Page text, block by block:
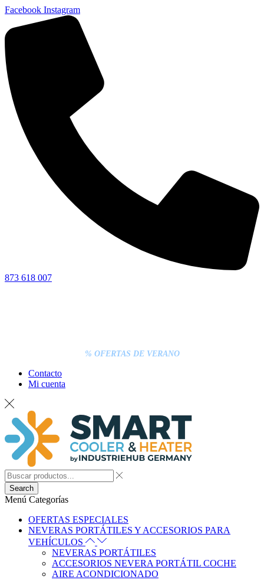
Facebook Instagram
873 618 007
% OFERTAS DE VERANO
Contacto
Mi cuenta
Search
Menú Categorías
OFERTAS ESPECIALES
NEVERAS PORTÁTILES Y ACCESORIOS PARA
VEHÍCULOS
NEVERAS PORTÁTILES
ACCESORIOS NEVERA PORTÁTIL COCHE
AIRE ACONDICIONADO